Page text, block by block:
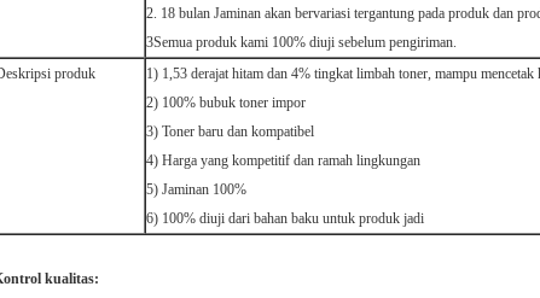
2. 18 bulan Jaminan akan bervariasi tergantung pada produk dan
3Semua produk kami 100% diuji sebelum pengiriman.
produk
1) 1,53 derajat hitam dan 4% tingkat limbah toner, mampu mencetak
2) 100% bubuk toner impor
3) Toner baru dan kompatibel
4) Harga yang kompetitif dan ramah lingkungan
5) Jaminan 100%
6) 100% diuji dari bahan baku untuk produk jadi
kualitas: